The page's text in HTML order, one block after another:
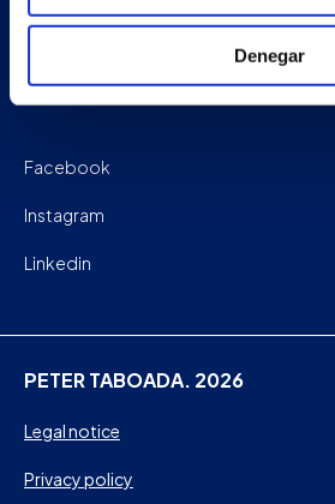
Denegar
Work with us
Facebook
Instagram
Linkedin
PETER TABOADA. 2026
Legal notice
Privacy policy